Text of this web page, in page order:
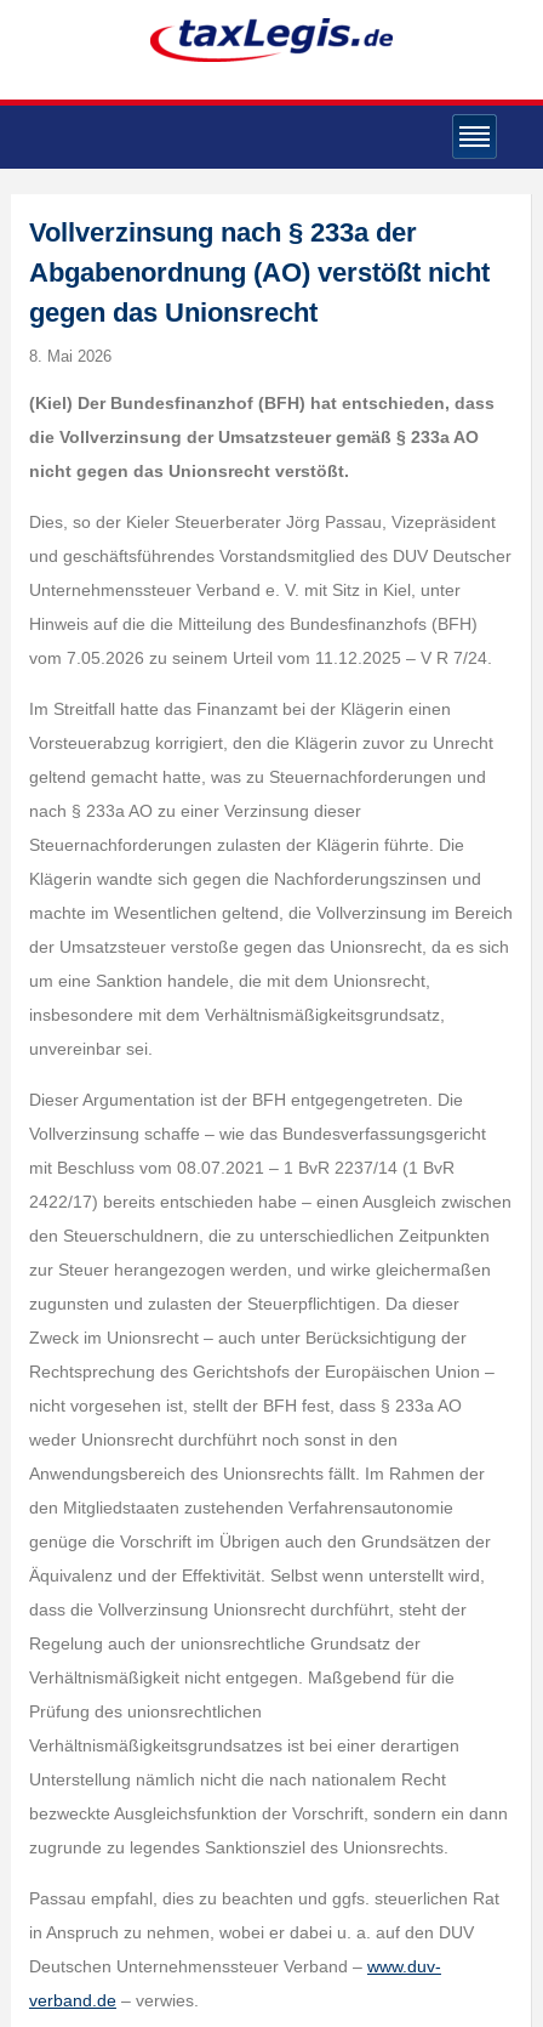
Vollverzinsung nach § 233a der
Abgabenordnung (AO) verstößt nicht
gegen das Unionsrecht
8. Mai 2026
(Kiel) Der Bundesfinanzhof (BFH) hat entschieden, dass
die Vollverzinsung der Umsatzsteuer gemäß § 233a AO
nicht gegen das Unionsrecht verstößt.
Dies, so der Kieler Steuerberater Jörg Passau, Vizepräsident
und geschäftsführendes Vorstandsmitglied des DUV Deutscher
Unternehmenssteuer Verband e. V. mit Sitz in Kiel, unter
Hinweis auf die die Mitteilung des Bundesfinanzhofs (BFH)
vom 7.05.2026 zu seinem Urteil vom 11.12.2025 – V R 7/24.
Im Streitfall hatte das Finanzamt bei der Klägerin einen
Vorsteuerabzug korrigiert, den die Klägerin zuvor zu Unrecht
geltend gemacht hatte, was zu Steuernachforderungen und
nach § 233a AO zu einer Verzinsung dieser
Steuernachforderungen zulasten der Klägerin führte. Die
Klägerin wandte sich gegen die Nachforderungszinsen und
machte im Wesentlichen geltend, die Vollverzinsung im Bereich
der Umsatzsteuer verstoße gegen das Unionsrecht, da es sich
um eine Sanktion handele, die mit dem Unionsrecht,
insbesondere mit dem Verhältnismäßigkeitsgrundsatz,
unvereinbar sei.
Dieser Argumentation ist der BFH entgegengetreten. Die
Vollverzinsung schaffe – wie das Bundesverfassungsgericht
mit Beschluss vom 08.07.2021 – 1 BvR 2237/14 (1 BvR
2422/17) bereits entschieden habe – einen Ausgleich zwischen
den Steuerschuldnern, die zu unterschiedlichen Zeitpunkten
zur Steuer herangezogen werden, und wirke gleichermaßen
zugunsten und zulasten der Steuerpflichtigen. Da dieser
Zweck im Unionsrecht – auch unter Berücksichtigung der
Rechtsprechung des Gerichtshofs der Europäischen Union –
nicht vorgesehen ist, stellt der BFH fest, dass § 233a AO
weder Unionsrecht durchführt noch sonst in den
Anwendungsbereich des Unionsrechts fällt. Im Rahmen der
den Mitgliedstaaten zustehenden Verfahrensautonomie
genüge die Vorschrift im Übrigen auch den Grundsätzen der
Äquivalenz und der Effektivität. Selbst wenn unterstellt wird,
dass die Vollverzinsung Unionsrecht durchführt, steht der
Regelung auch der unionsrechtliche Grundsatz der
Verhältnismäßigkeit nicht entgegen. Maßgebend für die
Prüfung des unionsrechtlichen
Verhältnismäßigkeitsgrundsatzes ist bei einer derartigen
Unterstellung nämlich nicht die nach nationalem Recht
bezweckte Ausgleichsfunktion der Vorschrift, sondern ein dann
zugrunde zu legendes Sanktionsziel des Unionsrechts.
Passau empfahl, dies zu beachten und ggfs. steuerlichen Rat
in Anspruch zu nehmen, wobei er dabei u. a. auf den DUV
Deutschen Unternehmenssteuer Verband – www.duv-
verband.de– verwies.